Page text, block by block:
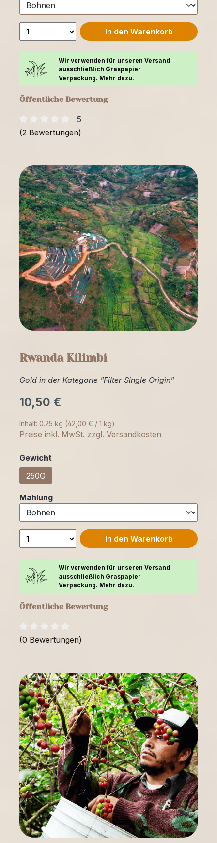
In den Warenkorb
Wir verwenden für unseren Versand
ausschließlich Graspapier
Verpackung. Mehr dazu.
Öffentliche Bewertung
5
(2 Bewertungen)
Rwanda Kilimbi
Gold in der Kategorie "Filter Single Origin"
10,50 €
Inhalt: 0.25 kg (42,00 € / 1 kg)
Preise inkl. MwSt. zzgl. Versandkosten
Gewicht
250G
Mahlungauswählen
In den Warenkorb
Wir verwenden für unseren Versand
ausschließlich Graspapier
Verpackung. Mehr dazu.
Öffentliche Bewertung
(0 Bewertungen)